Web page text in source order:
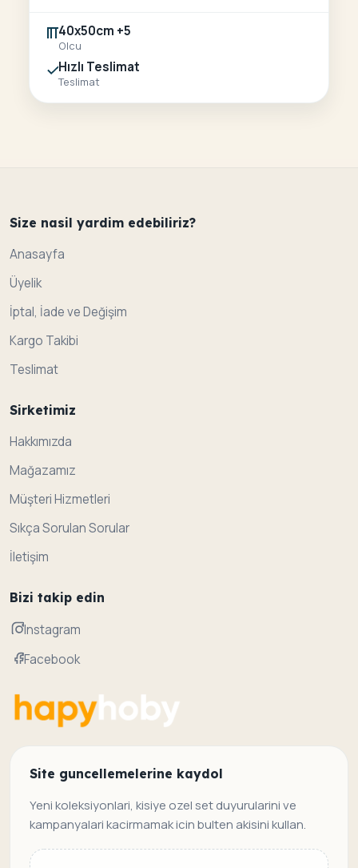
40x50cm +5
Olcu
Hızlı Teslimat
Teslimat
Size nasil yardim edebiliriz?
Anasayfa
Üyelik
İptal, İade ve Değişim
Kargo Takibi
Teslimat
Sirketimiz
Hakkımızda
Mağazamız
Müşteri Hizmetleri
Sıkça Sorulan Sorular
İletişim
Bizi takip edin
Instagram
Facebook
Site guncellemelerine kaydol
Yeni koleksiyonlari, kisiye ozel set duyurularini ve
kampanyalari kacirmamak icin bulten akisini kullan.